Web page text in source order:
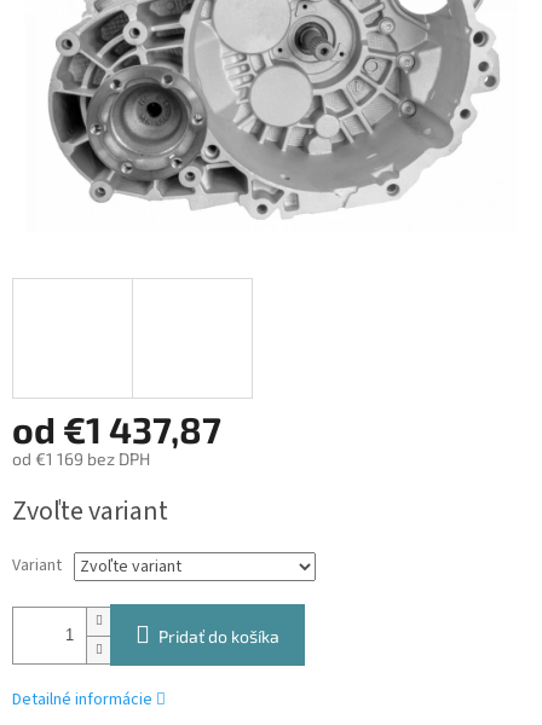
od €1 437,87
od €1 169 bez DPH
cena:
Zvoľte variant
Variant
Pridať do košíka
Detailné informácie